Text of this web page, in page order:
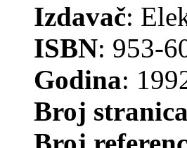
Izdavač:
ISBN: 953-
Godina:
Broj stranica